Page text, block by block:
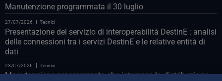
Manutenzione programmata il 30 luglio
27/07/2026 Tecnici
Presentazione del servizio di interoperabilità DestinE : analisi
delle connessioni tra i servizi DestinE e le relative entità di
dati
23/07/2026 Tecnici
Manutenzione programmata che interessa la distribuzione